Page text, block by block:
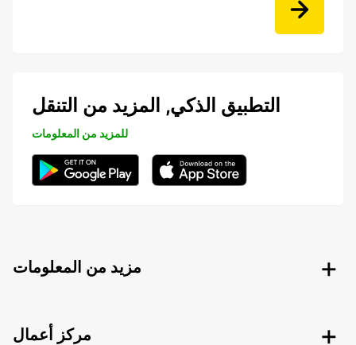
التطبيق الذكي, المزيد من التنقل
للمزيد من المعلومات
مزيد من المعلومات
مركز أعمال